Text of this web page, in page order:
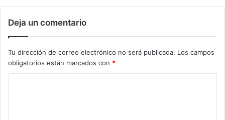
Deja un comentario
Tu dirección de correo electrónico no será publicada. Los campos
obligatorios están marcados con *